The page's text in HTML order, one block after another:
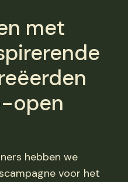
met
open
hebben we
voor het